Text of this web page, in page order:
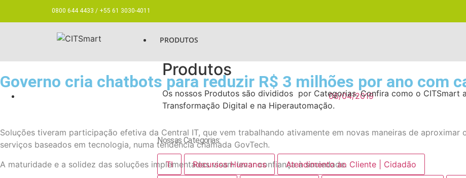
0800 644 4433 / +55 61 3030-4011
PRODUTOS
Produtos
Os nossos Produtos são divididos por Categorias. Confira como o CITSmart
Transformação Digital e na Hiperautomação.
Nossas Categorias:
TI Recursos Humanos Atendimento ao Cliente | Cidadão
Governo cria chatbots para reduzir R$ 3 milhões por ano com
06/04/2019
Soluções tiveram participação efetiva da Central IT, que vem trabalhando ativamente em novas maneiras de
serviços baseados em tecnologia, numa tendência chamada GovTech.
A maturidade e a solidez das soluções implementadas visam levar confiança à sociedade.